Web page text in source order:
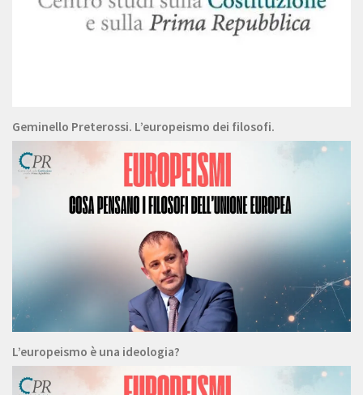
Geminello Preterossi. L’europeismo dei filosofi.
L’europeismo è una ideologia?